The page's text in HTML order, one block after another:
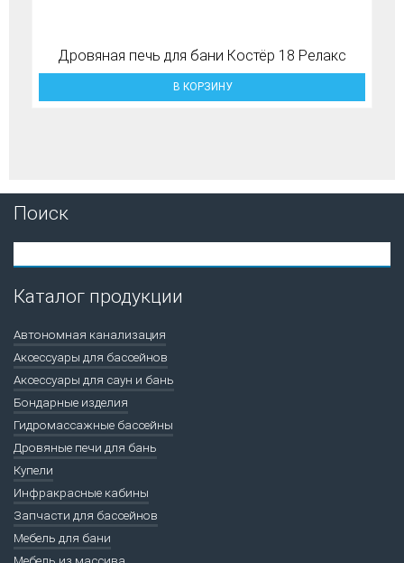
Дровяная печь для бани Костёр 18 Релакс
В КОРЗИНУ
Поиск
Каталог продукции
Автономная канализация
Аксессуары для бассейнов
Аксессуары для саун и бань
Бондарные изделия
Гидромассажные бассейны
Дровяные печи для бань
Купели
Инфракрасные кабины
Запчасти для бассейнов
Мебель для бани
Мебель из массива